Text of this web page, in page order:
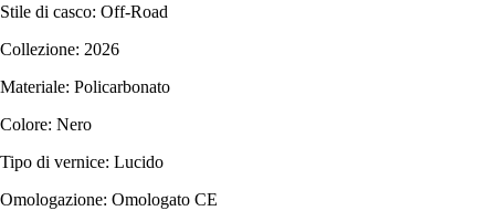
Stile di casco: Off-Road
Collezione: 2026
Materiale: Policarbonato
Colore: Nero
Tipo di vernice: Lucido
Omologazione: Omologato CE